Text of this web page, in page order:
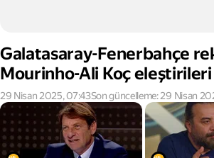
Galatasaray-Fenerbahçe
Mourinho-Ali Koç eleştirileri
29 Nisan 2025, 07:43Son güncelleme: 29 Nisan